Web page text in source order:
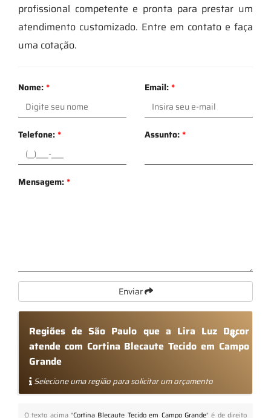
profissional competente e pronta para prestar um
atendimento customizado. Entre em contato e faça
uma cotação.
Nome:* Email:*
Telefone:* Assunto:*
Mensagem:*
Enviar
Regiões de São Paulo que a Lira Luz Decor
atende com Cortina Blecaute Tecido em Campo
Grande
Selecione uma região para solicitar um orçamento
O texto acima "Cortina Blecaute Tecido em Campo Grande" é de direito